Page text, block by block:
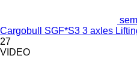
Cargobull SGF*S3 3 axles
27
VIDEO